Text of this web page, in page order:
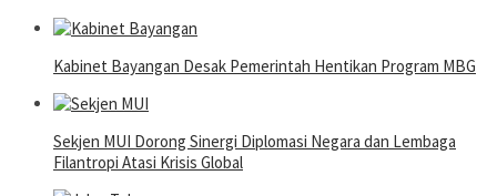
Kabinet Bayangan Desak Pemerintah Hentikan Program MBG
Sekjen MUI Dorong Sinergi Diplomasi Negara dan Lembaga
Filantropi Atasi Krisis Global